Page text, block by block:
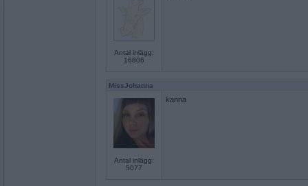
Antal inlägg:
16806
MissJohanna
Antal inlägg:
5077
kanna